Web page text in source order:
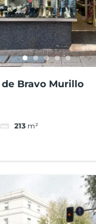
Bravo Murillo
213 m²